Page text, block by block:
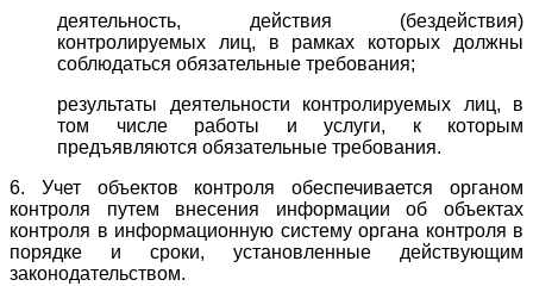
деятельность, действия (бездействия)
контролируемых лиц, в рамках которых должны
соблюдаться обязательные требования;
результаты деятельности контролируемых лиц, в
том числе работы и услуги, к которым
предъявляются обязательные требования.
6. Учет объектов контроля обеспечивается органом
контроля путем внесения информации об объектах
контроля в информационную систему органа контроля в
порядке и сроки, установленные действующим
законодательством.